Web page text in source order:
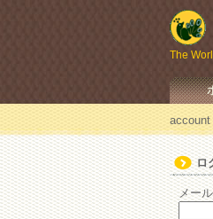
The
account
ロ
メー